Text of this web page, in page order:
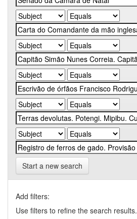
Start a new search
Add filters:
Use filters to refine the search results.